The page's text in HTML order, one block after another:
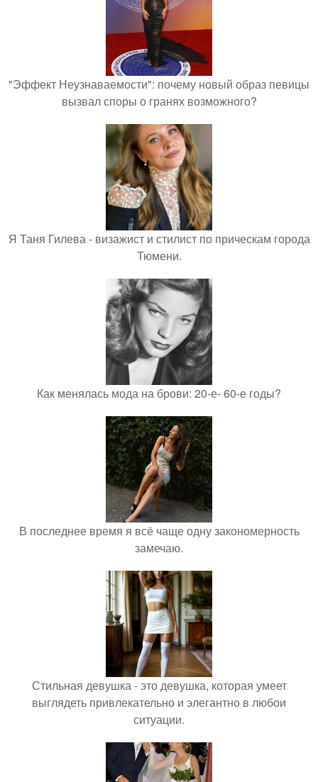
"Эффект Неузнаваемости": почему новый образ певицы
вызвал споры о гранях возможного?
Я Таня Гилева - визажист и стилист по прическам города
Тюмени.
Как менялась мода на брови: 20-е- 60-е годы?
В последнее время я всё чаще одну закономерность
замечаю.
Стильная девушка - это девушка, которая умеет
выглядеть привлекательно и элегантно в любои
ситуации.